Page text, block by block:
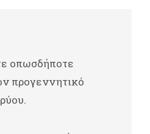
οπωσδήποτε
προγεννητικό